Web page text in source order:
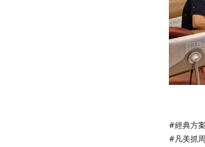
#經典方案
#凡美抓周